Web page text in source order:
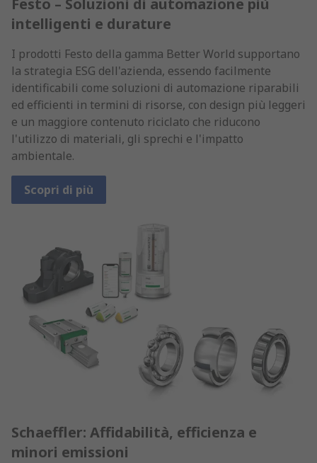
Festo – Soluzioni di automazione più
intelligenti e durature
I prodotti Festo della gamma Better World supportano
la strategia ESG dell'azienda, essendo facilmente
identificabili come soluzioni di automazione riparabili
ed efficienti in termini di risorse, con design più leggeri
e un maggiore contenuto riciclato che riducono
l'utilizzo di materiali, gli sprechi e l'impatto
ambientale.
Scopri di più
Schaeffler: Affidabilità, efficienza e
minori emissioni